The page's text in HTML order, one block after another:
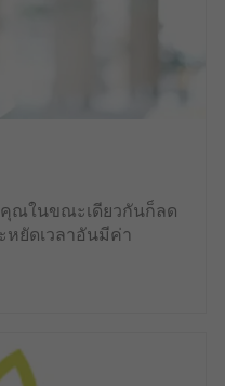
ณในขณะเดียวกันก็ลด
หยัดเวลาอันมีค่า